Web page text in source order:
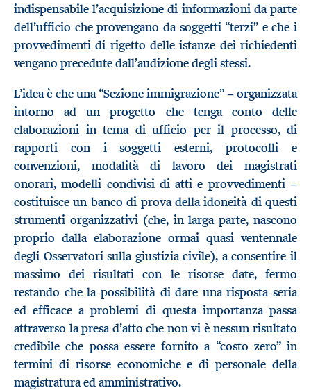
indispensabile l’acquisizione di informazioni da parte
dell’ufficio che provengano da soggetti “terzi” e che i
provvedimenti di rigetto delle istanze dei richiedenti
vengano precedute dall’audizione degli stessi.
L’idea è che una “Sezione immigrazione” − organizzata
intorno ad un progetto che tenga conto delle
elaborazioni in tema di ufficio per il processo, di
rapporti con i soggetti esterni, protocolli e
convenzioni, modalità di lavoro dei magistrati
onorari, modelli condivisi di atti e provvedimenti −
costituisce un banco di prova della idoneità di questi
strumenti organizzativi (che, in larga parte, nascono
proprio dalla elaborazione ormai quasi ventennale
degli Osservatori sulla giustizia civile), a consentire il
massimo dei risultati con le risorse date, fermo
restando che la possibilità di dare una risposta seria
ed efficace a problemi di questa importanza passa
attraverso la presa d’atto che non vi è nessun risultato
credibile che possa essere fornito a “costo zero” in
termini di risorse economiche e di personale della
magistratura ed amministrativo.